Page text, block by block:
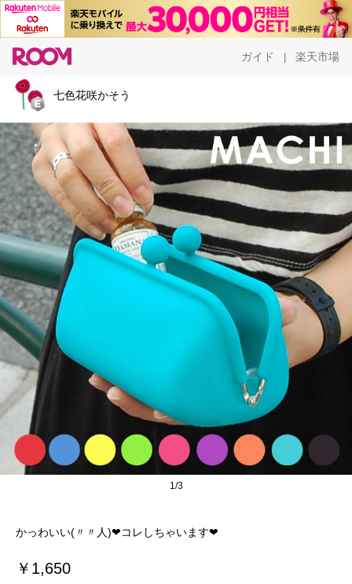
ガイド 楽天市場
七色花咲かそう
1/3
かっわいい(〃〃人)❤︎コレしちゃいます❤︎
￥1,650